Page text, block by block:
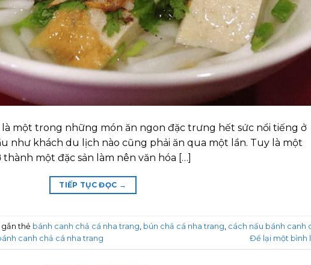
là một trong những món ăn ngon đặc trưng hết sức nổi tiếng ở
như khách du lịch nào cũng phải ăn qua một lần. Tuy là một
một đặc sản làm nên văn hóa […]
TIẾP TỤC ĐỌC →
thẻ bánh canh chả cá nha trang bún chả cá nha trang cách nấu bánh canh
canh chả cá nha trang Để lại một bình